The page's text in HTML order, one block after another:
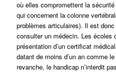
où elles compromettent la
qui concernent la colonne
problèmes articulaires). Il est
consulter un médecin. Les écoles
présentation d’un certificat
datant de moins d’un an comme
revanche, le handicap n’interdit